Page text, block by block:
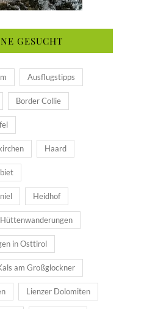
GESUCHT
Ausflugstipps
Border Collie
Haard
Heidhof
Hüttenwanderungen
in Osttirol
am Großglockner
Lienzer Dolomiten